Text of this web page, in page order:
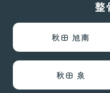
整
秋田 旭南
秋田 泉